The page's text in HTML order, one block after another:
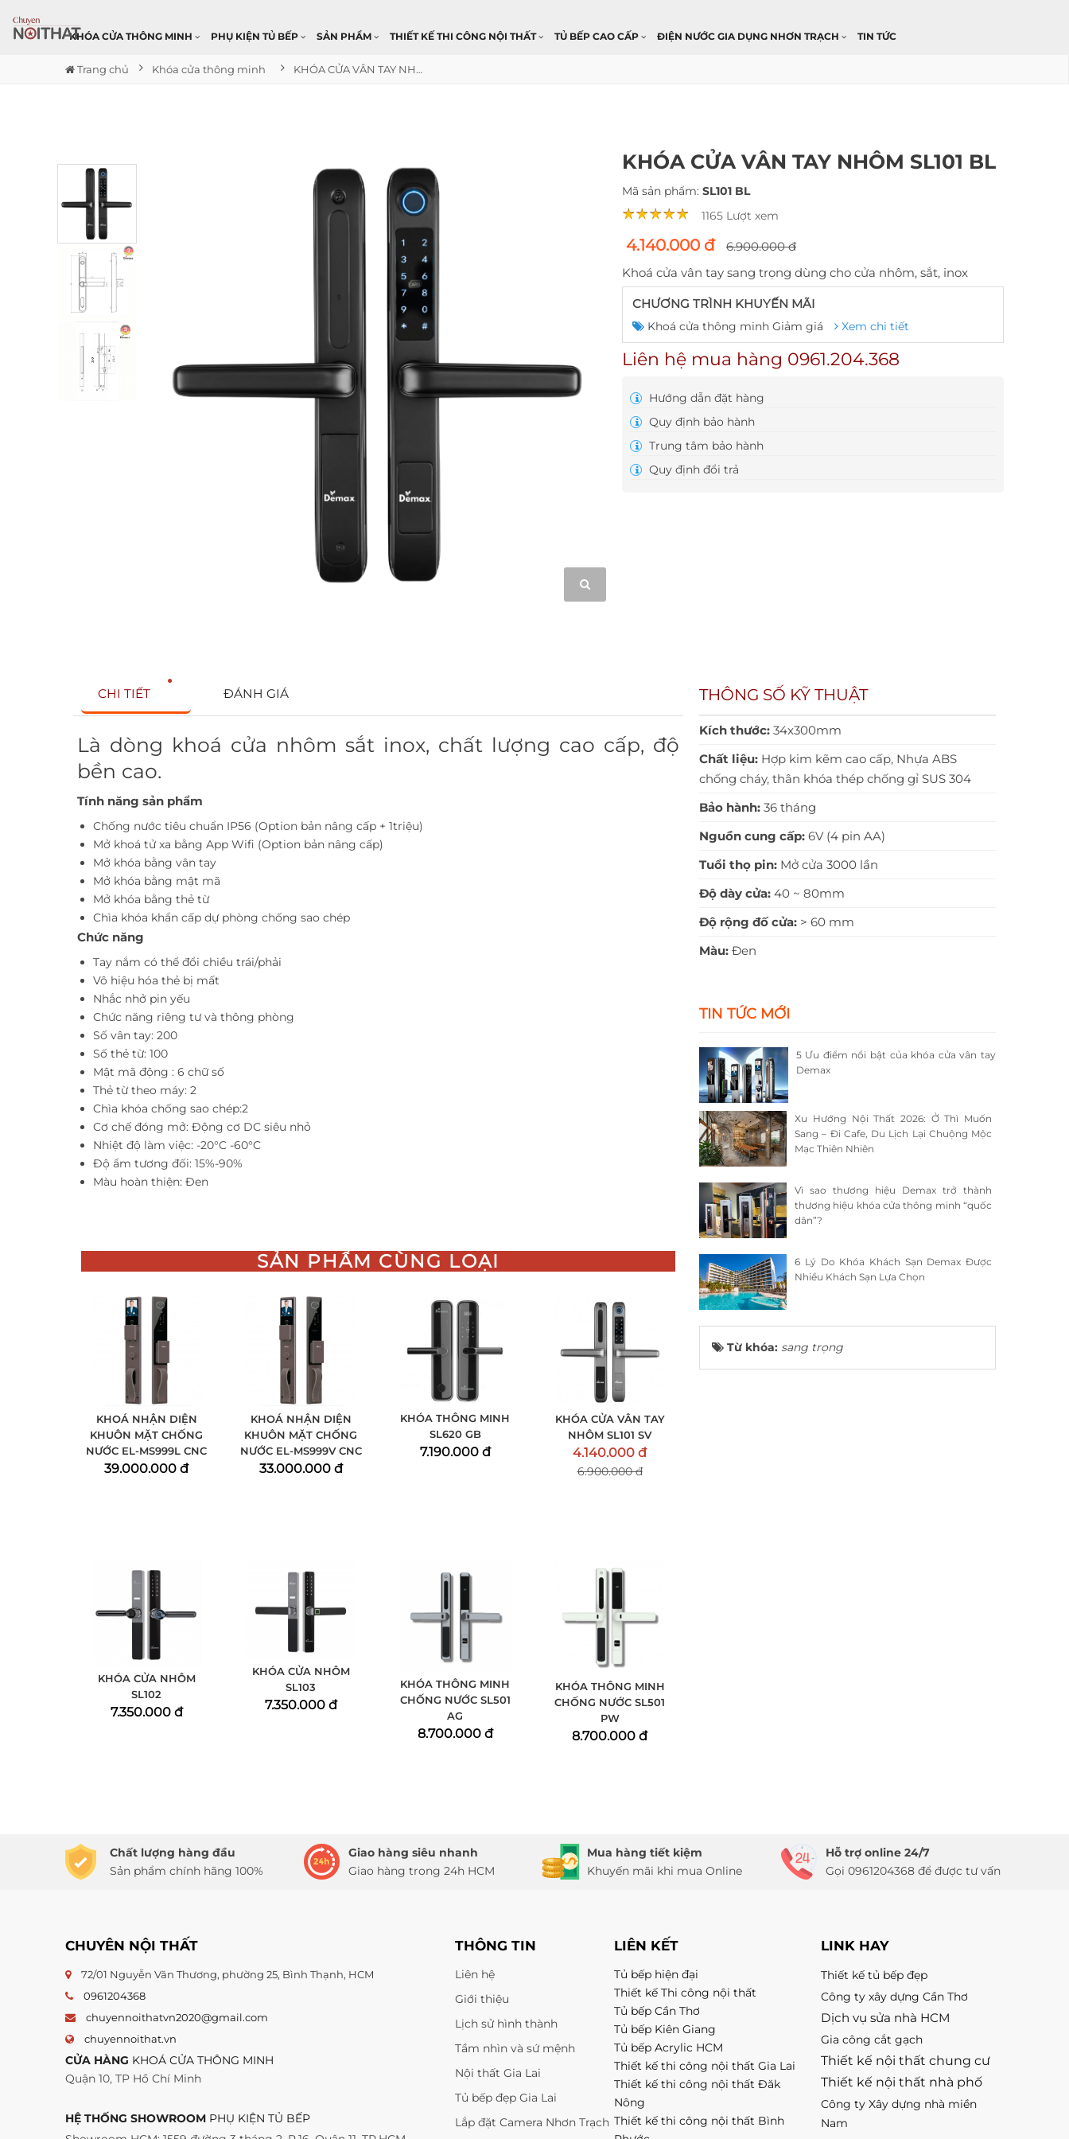
KHÓA CỬA THÔNG MINH PHỤ KIỆN TỦ BẾP SẢN PHẨM THIẾT KẾ THI CÔNG NỘI THẤT TỦ BẾP CAO CẤP ĐIỆN NƯỚC GIA DỤNG NHƠN TRẠCH TIN TỨC
Trang chủ Khóa cửa thông minh KHÓA CỬA VÂN TAY NHÔM SL101 BL
KHÓA CỬA VÂN TAY NHÔM SL101 BL
Mã sản phẩm: SL101 BL
1165 Lượt xem
4.140.000 đ
6.900.000 đ
Khoá cửa vân tay sang trọng dùng cho cửa nhôm, sắt, inox
CHƯƠNG TRÌNH KHUYẾN MÃI
Khoá cửa thông minh Giảm giá Xem chi tiết
Liên hệ mua hàng 0961.204.368
Hướng dẫn đặt hàng
Quy định bảo hành
Trung tâm bảo hành
Quy định đổi trả
CHI TIẾT ĐÁNH GIÁ
Là dòng khoá cửa nhôm sắt inox, chất lượng cao cấp, độ
bền cao.
Tính năng sản phẩm
Chống nước tiêu chuẩn IP56 (Option bản nâng cấp + 1triệu)
Mở khoá tử xa bằng App Wifi (Option bản nâng cấp)
Mở khóa bằng vân tay
Mở khóa bằng mật mã
Mở khóa bằng thẻ từ
Chìa khóa khẩn cấp dự phòng chống sao chép
Chức năng
Tay nắm có thể đổi chiều trái/phải
Vô hiệu hóa thẻ bị mất
Nhắc nhở pin yếu
Chức năng riêng tư và thông phòng
Số vân tay: 200
Số thẻ từ: 100
Mật mã động : 6 chữ số
Thẻ từ theo máy: 2
Chìa khóa chống sao chép:2
Cơ chế đóng mở: Động cơ DC siêu nhỏ
Nhiệt độ làm việc: -20°C -60°C
Độ ẩm tương đối: 15%-90%
Màu hoàn thiện: Đen
SẢN PHẨM CÙNG LOẠI
KHOÁ NHẬN DIỆN
KHUÔN MẶT CHỐNG
NƯỚC EL-MS999L CNC
39.000.000 đ
KHOÁ NHẬN DIỆN
KHUÔN MẶT CHỐNG
NƯỚC EL-MS999V CNC
33.000.000 đ
KHÓA THÔNG MINH
SL620 GB
7.190.000 đ
KHÓA CỬA VÂN TAY
NHÔM SL101 SV
4.140.000 đ
6.900.000 đ
KHÓA CỬA NHÔM
SL102
7.350.000 đ
KHÓA CỬA NHÔM
SL103
7.350.000 đ
KHÓA THÔNG MINH
CHỐNG NƯỚC SL501
AG
8.700.000 đ
KHÓA THÔNG MINH
CHỐNG NƯỚC SL501
PW
8.700.000 đ
THÔNG SỐ KỸ THUẬT
Kích thước:34x300mm
Chất liệu:Hợp kim kẽm cao cấp, Nhựa ABS
chống cháy, thân khóa thép chống gỉ SUS 304
Bảo hành:36 tháng
Nguồn cung cấp:6V (4 pin AA)
Tuổi thọ pin:Mở cửa 3000 lần
Độ dày cửa:40 ~ 80mm
Độ rộng đố cửa:> 60 mm
Màu:Đen
TIN TỨC MỚI
5 Ưu điểm nổi bật của khóa cửa vân tay
Demax
Xu Hướng Nội Thất 2026: Ở Thì Muốn
Sang – Đi Cafe, Du Lịch Lại Chuộng Mộc
Mạc Thiên Nhiên
Vì sao thương hiệu Demax trở thành
thương hiệu khóa cửa thông minh “quốc
dân”?
6 Lý Do Khóa Khách Sạn Demax Được
Nhiều Khách Sạn Lựa Chọn
Từ khóa: sang trọng
Chất lượng hàng đầu
Sản phẩm chính hãng 100%
Giao hàng siêu nhanh
Giao hàng trong 24h HCM
Mua hàng tiết kiệm
Khuyến mãi khi mua Online
Hỗ trợ online 24/7
Gọi 0961204368 để được tư vấn
CHUYÊN NỘI THẤT
72/01 Nguyễn Văn Thương, phường 25, Bình Thạnh, HCM
0961204368
chuyennoithatvn2020@gmail.com
chuyennoithat.vn
CỬA HÀNG KHOÁ CỬA THÔNG MINH
Quận 10, TP Hồ Chí Minh
HỆ THỐNG SHOWROOM PHỤ KIỆN TỦ BẾP
THÔNG TIN
Liên hệ
Giới thiệu
Lịch sử hình thành
Tầm nhìn và sứ mệnh
Nội thất Gia Lai
Tủ bếp đẹp Gia Lai
Lắp đặt Camera Nhơn Trạch
LIÊN KẾT
Tủ bếp hiện đại
Thiết kế Thi công nội thất
Tủ bếp Cần Thơ
Tủ bếp Kiên Giang
Tủ bếp Acrylic HCM
Thiết kế thi công nội thất Gia Lai
Thiết kế thi công nội thất Đăk
Nông
Thiết kế thi công nội thất Bình
LINK HAY
Thiết kế tủ bếp đẹp
Công ty xây dựng Cần Thơ
Dịch vụ sửa nhà HCM
Gia công cắt gạch
Thiết kế nội thất chung cư
Thiết kế nội thất nhà phố
Công ty Xây dựng nhà miền
Nam